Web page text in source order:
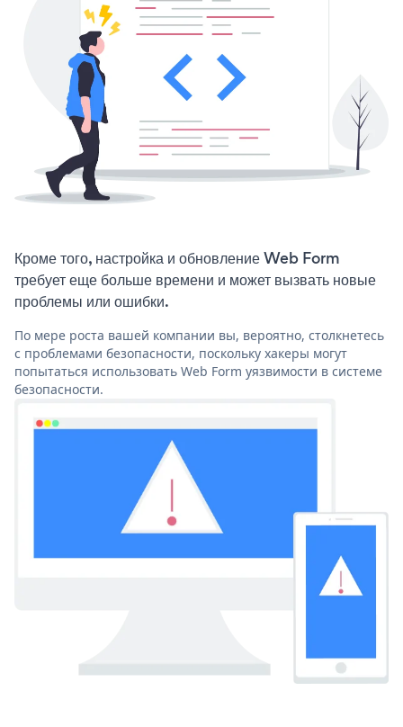
Кроме того, настройка и обновление Web Form
требует еще больше времени и может вызвать новые
проблемы или ошибки.
По мере роста вашей компании вы, вероятно, столкнетесь
с проблемами безопасности, поскольку хакеры могут
попытаться использовать Web Form уязвимости в системе
безопасности.